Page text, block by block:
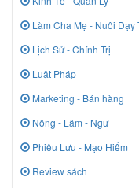
Làm Cha Mẹ - Nuôi Dạy
Lịch Sử - Chính Trị
Luật Pháp
Marketing - Bán hàng
Nông - Lâm - Ngư
Phiêu Lưu - Mạo Hiểm
Review sách